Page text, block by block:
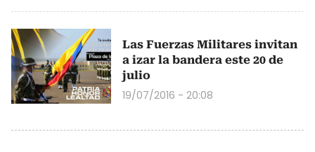
Las Fuerzas Militares invitan
a izar la bandera este 20 de
julio
19/07/2016 - 20:08